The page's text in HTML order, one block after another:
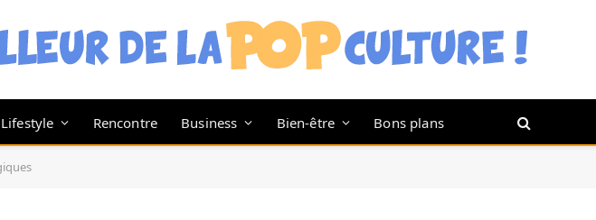
Lifestyle Rencontre Business Bien-être Bons plans